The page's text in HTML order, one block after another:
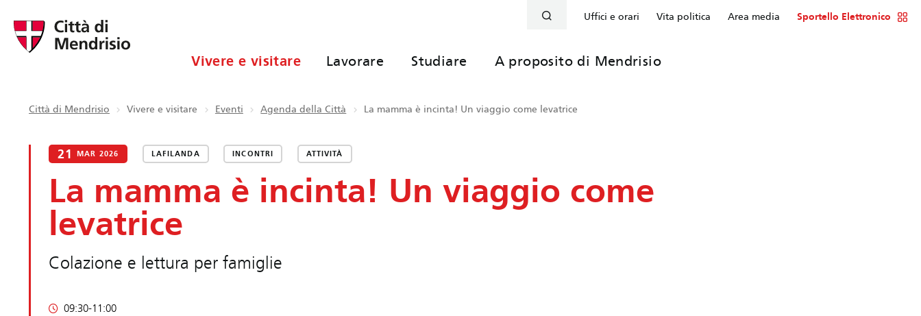
Uffici e orari Vita politica Area media Sportello Elettronico
Vivere e visitare Lavorare Studiare A proposito di Mendrisio
Città di Mendrisio Vivere e visitare Eventi Agenda della Città La mamma è incinta! Un viaggio come levatrice
21 MAR 2026 LAFILANDA INCONTRI ATTIVITÀ
La mamma è incinta! Un viaggio come
levatrice
Colazione e lettura per famiglie
09:30-11:00